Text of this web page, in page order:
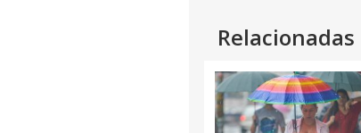
Relacionadas